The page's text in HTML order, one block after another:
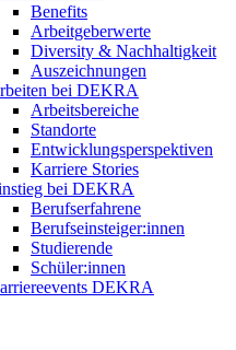
Benefits
Arbeitgeberwerte
Diversity & Nachhaltigkeit
Auszeichnungen
bei DEKRA
Arbeitsbereiche
Standorte
Entwicklungsperspektiven
Karriere Stories
bei DEKRA
Berufserfahrene
Berufseinsteiger:innen
Studierende
Schüler:innen
DEKRA